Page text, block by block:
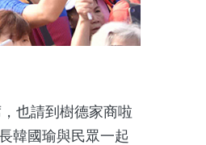
也請到樹德家商啦
韓國瑜與民眾一起